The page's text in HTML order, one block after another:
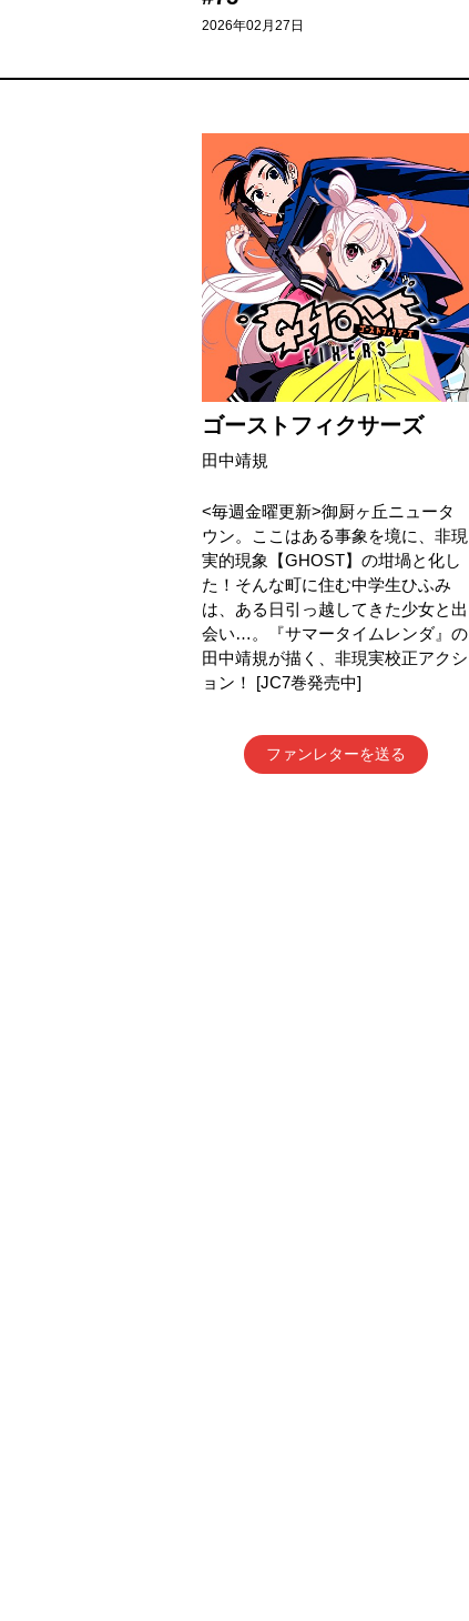
2026年02月27日
ゴーストフィクサーズ
田中靖規
<毎週金曜更新>御厨ヶ丘ニュータ
ウン。ここはある事象を境に、非現
実的現象【GHOST】の坩堝と化し
た！そんな町に住む中学生ひふみ
は、ある日引っ越してきた少女と出
会い…。『サマータイムレンダ』の
田中靖規が描く、非現実校正アクシ
ョン！ [JC7巻発売中]
ファンレターを送る